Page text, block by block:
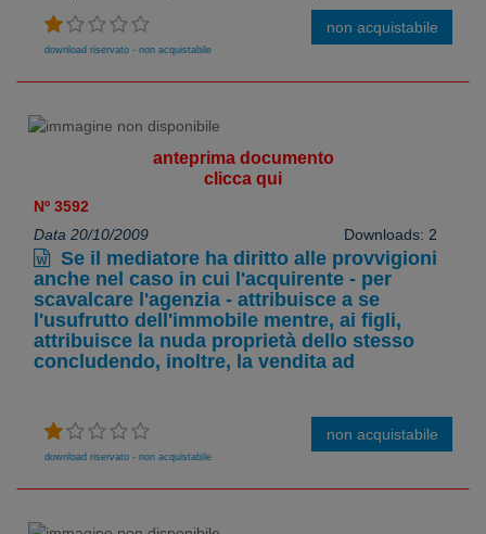
download riservato - non acquistabile
non acquistabile
anteprima documento
clicca qui
Nº 3592
Data 20/10/2009
Downloads: 2
Se il mediatore ha diritto alle provvigioni
anche nel caso in cui l'acquirente - per
scavalcare l'agenzia - attribuisce a se
l'usufrutto dell'immobile mentre, ai figli,
attribuisce la nuda proprietà dello stesso
concludendo, inoltre, la vendita ad
download riservato - non acquistabile
non acquistabile